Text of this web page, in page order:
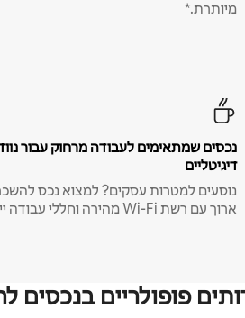
מיותרת.*
נכסים שמתאימים לעבודה מרחוק עבור
דיגיטליים
נוסעים למטרות עסקים? למצוא נכס
ארוך עם רשת Wi-Fi מהירה וחללי עבודה ייעודיים.
פופולריים בנכסים